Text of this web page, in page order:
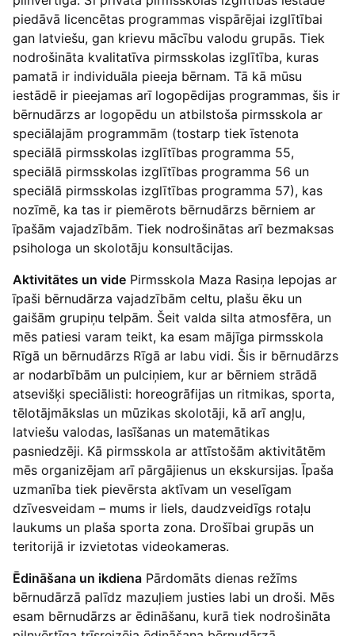
piedāvā licencētas programmas vispārējai izglītībai
gan latviešu, gan krievu mācību valodu grupās. Tiek
nodrošināta kvalitatīva pirmsskolas izglītība, kuras
pamatā ir individuāla pieeja bērnam. Tā kā mūsu
iestādē ir pieejamas arī logopēdijas programmas, šis ir
bērnudārzs ar logopēdu un atbilstoša pirmsskola ar
speciālajām programmām (tostarp tiek īstenota
speciālā pirmsskolas izglītības programma 55,
speciālā pirmsskolas izglītības programma 56 un
speciālā pirmsskolas izglītības programma 57), kas
nozīmē, ka tas ir piemērots bērnudārzs bērniem ar
īpašām vajadzībām. Tiek nodrošinātas arī bezmaksas
psihologa un skolotāju konsultācijas.
Aktivitātes un vide Pirmsskola Maza Rasiņa lepojas ar
īpaši bērnudārza vajadzībām celtu, plašu ēku un
gaišām grupiņu telpām. Šeit valda silta atmosfēra, un
mēs patiesi varam teikt, ka esam mājīga pirmsskola
Rīgā un bērnudārzs Rīgā ar labu vidi. Šis ir bērnudārzs
ar nodarbībām un pulciņiem, kur ar bērniem strādā
atsevišķi speciālisti: horeogrāfijas un ritmikas, sporta,
tēlotājmākslas un mūzikas skolotāji, kā arī angļu,
latviešu valodas, lasīšanas un matemātikas
pasniedzēji. Kā pirmsskola ar attīstošām aktivitātēm
mēs organizējam arī pārgājienus un ekskursijas. Īpaša
uzmanība tiek pievērsta aktīvam un veselīgam
dzīvesveidam – mums ir liels, daudzveidīgs rotaļu
laukums un plaša sporta zona. Drošībai grupās un
teritorijā ir izvietotas videokameras.
Ēdināšana un ikdiena Pārdomāts dienas režīms
bērnudārzā palīdz mazuļiem justies labi un droši. Mēs
esam bērnudārzs ar ēdināšanu, kurā tiek nodrošināta